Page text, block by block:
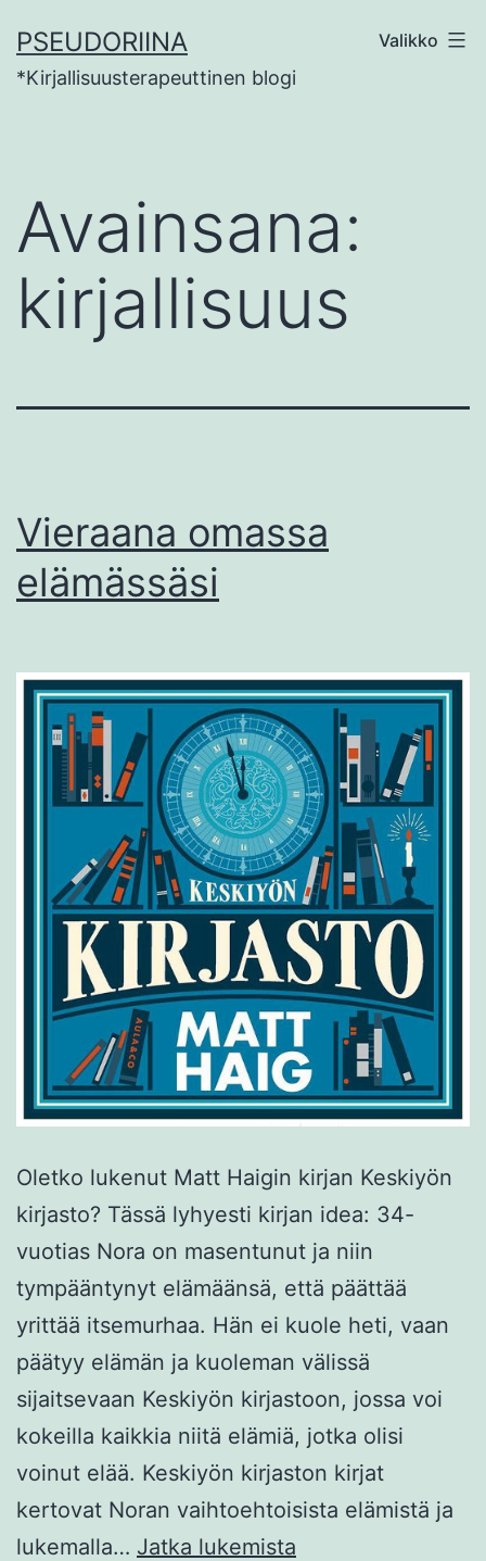
sisältöön
PSEUDORIINA
*Kirjallisuusterapeuttinen blogi
Valikko
Avainsana:
kirjallisuus
Vieraana omassa
elämässäsi
Oletko lukenut Matt Haigin kirjan Keskiyön
kirjasto? Tässä lyhyesti kirjan idea: 34-
vuotias Nora on masentunut ja niin
tympääntynyt elämäänsä, että päättää
yrittää itsemurhaa. Hän ei kuole heti, vaan
päätyy elämän ja kuoleman välissä
sijaitsevaan Keskiyön kirjastoon, jossa voi
kokeilla kaikkia niitä elämiä, jotka olisi
voinut elää. Keskiyön kirjaston kirjat
kertovat Noran vaihtoehtoisista elämistä ja
lukemalla… Jatka lukemista